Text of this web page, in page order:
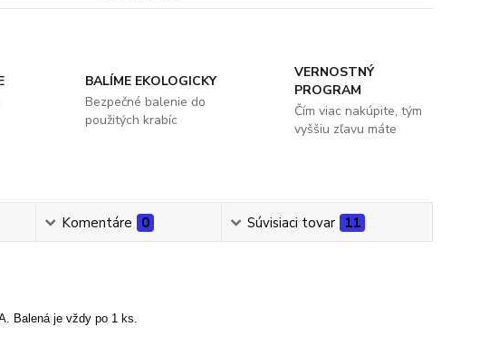
BALÍME EKOLOGICKY
Bezpečné balenie do
použitých krabíc
VERNOSTNÝ
PROGRAM
Čím viac nakúpite, tým
vyššiu zľavu máte
Komentáre 0 Súvisiaci tovar 11
Balená je vždy po 1 ks.